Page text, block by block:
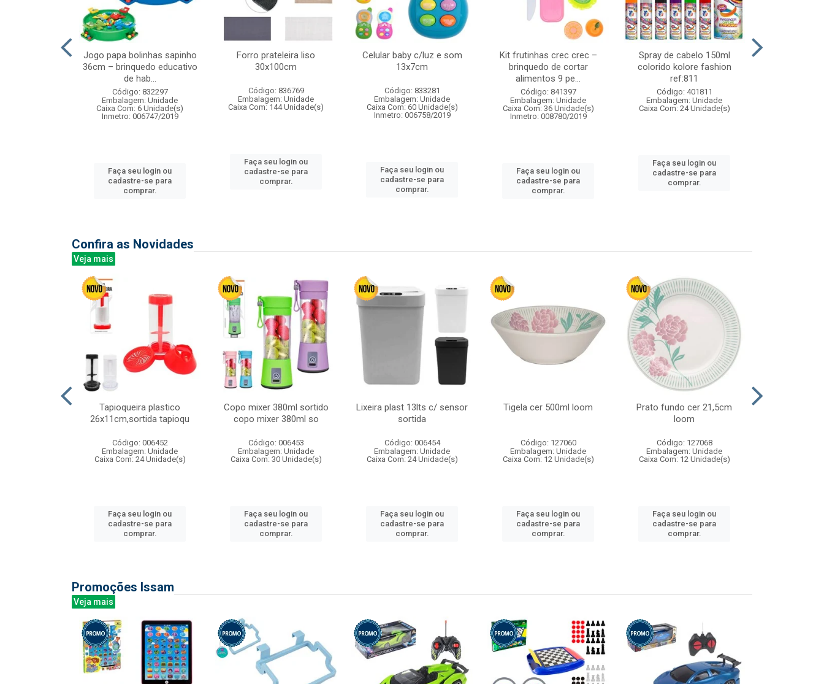
Jogo papa bolinhas sapinho
36cm – brinquedo educativo
de hab...
Código: 832297
Embalagem: Unidade
Caixa Com: 6 Unidade(s)
Inmetro: 006747/2019
Faça seu login ou
cadastre-se para
comprar.
Forro prateleira liso
30x100cm
Código: 836769
Embalagem: Unidade
Caixa Com: 144 Unidade(s)
Faça seu login ou
cadastre-se para
comprar.
Celular baby c/luz e som
13x7cm
Código: 833281
Embalagem: Unidade
Caixa Com: 60 Unidade(s)
Inmetro: 006758/2019
Faça seu login ou
cadastre-se para
comprar.
Kit frutinhas crec crec –
brinquedo de cortar
alimentos 9 pe...
Código: 841397
Embalagem: Unidade
Caixa Com: 36 Unidade(s)
Inmetro: 008780/2019
Faça seu login ou
cadastre-se para
comprar.
Spray de cabelo 150ml
colorido kolore fashion
ref:811
Código: 401811
Embalagem: Unidade
Caixa Com: 24 Unidade(s)
Faça seu login ou
cadastre-se para
comprar.
Confira as Novidades
Veja mais
Tapioqueira plastico
26x11cm,sortida tapioqu
Código: 006452
Embalagem: Unidade
Caixa Com: 24 Unidade(s)
Faça seu login ou
cadastre-se para
comprar.
Copo mixer 380ml sortido
copo mixer 380ml so
Código: 006453
Embalagem: Unidade
Caixa Com: 30 Unidade(s)
Faça seu login ou
cadastre-se para
comprar.
Lixeira plast 13lts c/ sensor
sortida
Código: 006454
Embalagem: Unidade
Caixa Com: 24 Unidade(s)
Faça seu login ou
cadastre-se para
comprar.
Tigela cer 500ml loom
Código: 127060
Embalagem: Unidade
Caixa Com: 12 Unidade(s)
Faça seu login ou
cadastre-se para
comprar.
Prato fundo cer 21,5cm
loom
Código: 127068
Embalagem: Unidade
Caixa Com: 12 Unidade(s)
Faça seu login ou
cadastre-se para
comprar.
Promoções Issam
Veja mais